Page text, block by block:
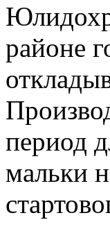
районе
период
мальки